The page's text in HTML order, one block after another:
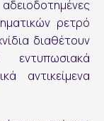
ρετρό
διαθέτουν
εντυπωσιακά
αντικείμενα